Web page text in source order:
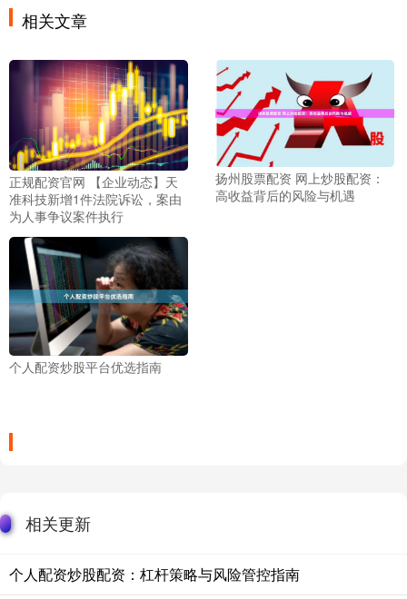
相关文章
正规配资官网 【企业动态】天
准科技新增1件法院诉讼，案由
为人事争议案件执行
扬州股票配资 网上炒股配资：
高收益背后的风险与机遇
个人配资炒股平台优选指南
相关更新
个人配资炒股配资：杠杆策略与风险管控指南